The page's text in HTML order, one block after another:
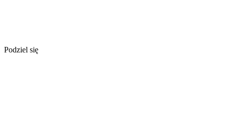
Podziel się